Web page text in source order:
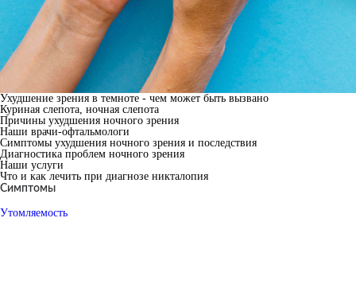
Ухудшение зрения в темноте - чем может быть вызвано
Куриная слепота, ночная слепота
Причины ухудшения ночного зрения
Наши врачи-офтальмологи
Симптомы ухудшения ночного зрения и последствия
Диагностика проблем ночного зрения
Наши услуги
Что и как лечить при диагнозе никталопия
Симптомы
Утомляемость